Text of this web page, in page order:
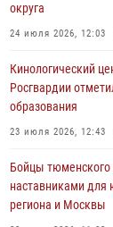
Росгвардейцы в
Яковлева
05 августа 2026,
В Тюмени офицер
владения оружием
05 августа 2026,
Военнослужащие
округа
24 июля 2026, 12:03
Кинологический
Росгвардии
образования
23 июля 2026, 12:43
Бойцы
наставниками для
региона и Москвы